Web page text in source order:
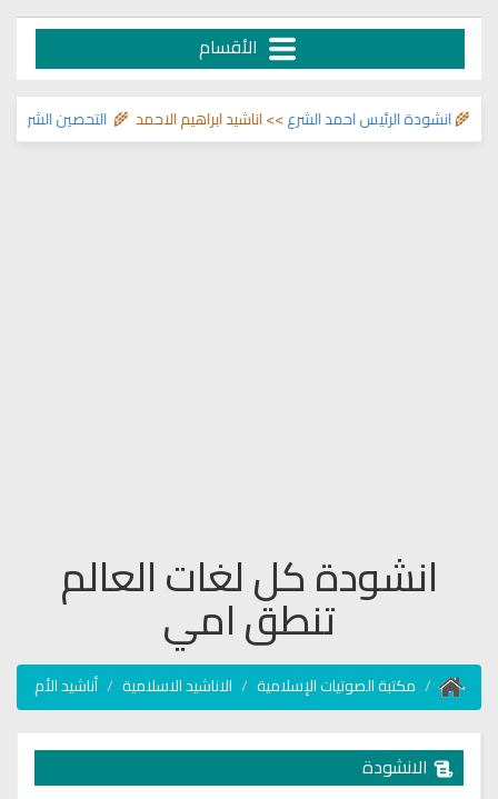
الأقسام
التحصين الشرعي انشودة الرئيس احمد الشرع>> اناشيد ابراهيم الاحمد 🌾
انشودة كل لغات العالم
تنطق امي
مكتبة الصوتيات الإسلامية الاناشيد الاسلامية أناشيد الأم
الانشودة